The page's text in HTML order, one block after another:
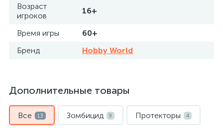
Возраст
игроков
16+
Время игры
60+
Бренд
Hobby World
Дополнительные товары
Все 13 Зомбицид 9 Протекторы 4